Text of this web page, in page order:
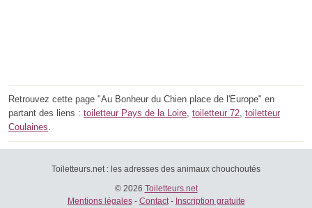
Retrouvez cette page "Au Bonheur du Chien place de l'Europe" en
partant des liens : toiletteur Pays de la Loire, toiletteur 72, toiletteur
Coulaines.
Toiletteurs.net : les adresses des animaux chouchoutés
© 2026 Toiletteurs.net
Mentions légales- Contact- Inscription gratuite